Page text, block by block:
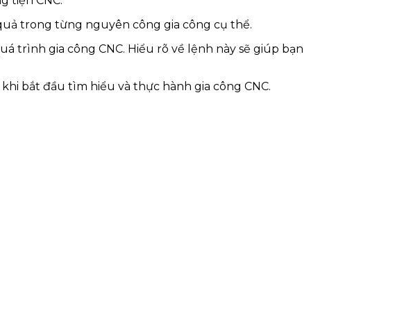
trong từng nguyên công gia công cụ thể.
trình gia công CNC. Hiểu rõ về lệnh này sẽ giúp bạn
bắt đầu tìm hiểu và thực hành gia công CNC.